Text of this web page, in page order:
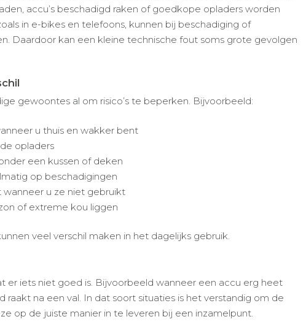
accu’s beschadigd raken of goedkope opladers worden
in e-bikes en telefoons, kunnen bij beschadiging of
Daardoor kan een kleine technische fout soms grote gevolgen
gewoontes al om risico’s te beperken. Bijvoorbeeld:
u thuis en wakker bent
opladers
een kussen of deken
op beschadigingen
u ze niet gebruikt
of extreme kou liggen
veel verschil maken in het dagelijks gebruik.
er iets niet goed is. Bijvoorbeeld wanneer een accu erg heet
na een val. In dat soort situaties is het verstandig om de
op de juiste manier in te leveren bij een inzamelpunt.